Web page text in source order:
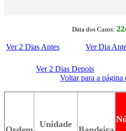
Data dos Casos:
Ver 2 Dias Antes Ver Dia
Ver 2 Dias Depois
Voltar para a
Unidade